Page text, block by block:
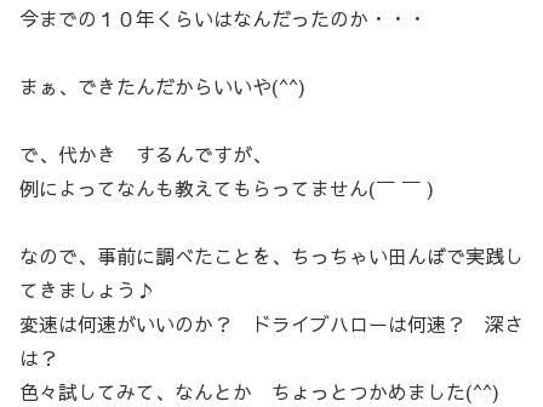
今までの１０年くらいはなんだったのか・・・
まぁ、できたんだからいいや(^^)
で、代かき するんですが、
例によってなんも教えてもらってません(￣ ￣ )
なので、事前に調べたことを、ちっちゃい田んぼで実践し
てきましょう♪
変速は何速がいいのか？ ドライブハローは何速？ 深さ
は？
色々試してみて、なんとか ちょっとつかめました(^^)